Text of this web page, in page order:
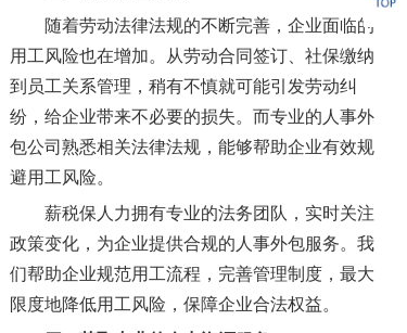
随着劳动法律法规的不断完善，企业面临的
用工风险也在增加。从劳动合同签订、社保缴纳
到员工关系管理，稍有不慎就可能引发劳动纠
纷，给企业带来不必要的损失。而专业的人事外
包公司熟悉相关法律法规，能够帮助企业有效规
避用工风险。
薪税保人力拥有专业的法务团队，实时关注
政策变化，为企业提供合规的人事外包服务。我
们帮助企业规范用工流程，完善管理制度，最大
限度地降低用工风险，保障企业合法权益。